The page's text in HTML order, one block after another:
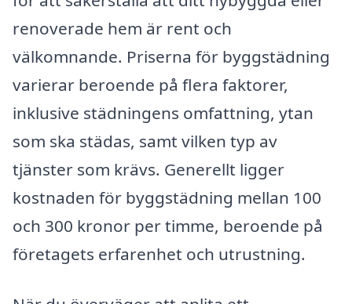
renoverade hem är rent och
välkomnande. Priserna för byggstädning
varierar beroende på flera faktorer,
inklusive städningens omfattning, ytan
som ska städas, samt vilken typ av
tjänster som krävs. Generellt ligger
kostnaden för byggstädning mellan 100
och 300 kronor per timme, beroende på
företagets erfarenhet och utrustning.